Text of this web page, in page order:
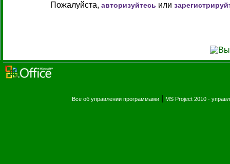
Пожалуйста, авторизуйтесь или
Все об управлении программами MS Project 2010 -